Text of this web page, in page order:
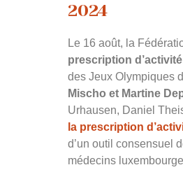
2024
Le 16 août, la
prescription
des Jeux Olympiques
Mischo et Martine
Urhausen, Daniel
la prescription
d’un outil consensuel
médecins